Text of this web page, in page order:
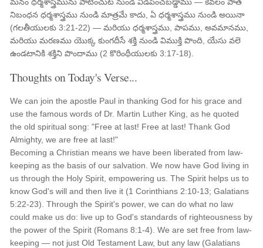
నిబంధన ధర్మశాస్త్రము నుండి మాత్రమే కాదు, ఏ ధర్మశాస్త్రము నుండి అయినా
(గలతీయులకు 3:21-22) — మరియు ధర్మశాస్త్రము, పాపము, అవమానము,
మరియు మరణము యొక్క కుంగదీసే శక్తి నుండి విముక్తి పొంది, యేసు వలె
ఉండటానికి శక్తిని పొందాము (2 కొరింథీయులకు 3:17-18).
Thoughts on Today's Verse...
We can join the apostle Paul in thanking God for his grace and
use the famous words of Dr. Martin Luther King, as he quoted
the old spiritual song: "Free at last! Free at last! Thank God
Almighty, we are free at last!"
Becoming a Christian means we have been liberated from law-
keeping as the basis of our salvation. We now have God living in
us through the Holy Spirit, empowering us. The Spirit helps us to
know God's will and then live it (1 Corinthians 2:10-13; Galatians
5:22-23). Through the Spirit's power, we can do what no law
could make us do: live up to God's standards of righteousness by
the power of the Spirit (Romans 8:1-4). We are set free from law-
keeping — not just Old Testament Law, but any law (Galatians